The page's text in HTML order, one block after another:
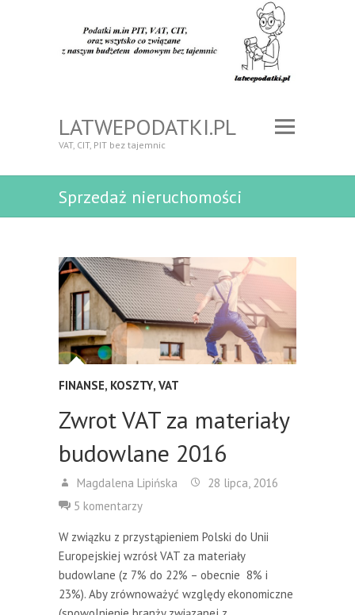
LATWEPODATKI.PL
VAT, CIT, PIT bez tajemnic
Sprzedaż nieruchomości
FINANSE, KOSZTY, VAT
Zwrot VAT za materiały
budowlane 2016
Magdalena Lipińska
28 lipca, 2016
5 komentarzy
W związku z przystąpieniem Polski do Unii
Europejskiej wzrósł VAT za materiały
budowlane (z 7% do 22% – obecnie 8% i
23%). Aby zrównoważyć względy ekonomiczne